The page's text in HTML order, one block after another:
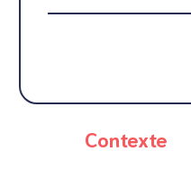
Contexte